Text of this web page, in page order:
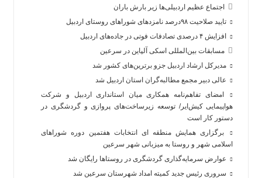
اجتماع عظیم اردبیلی‌ها زیر بارش باران
تایید صلاحیت ۹۸درصد نامزدهای شوراهای روستای اردبیل
افزایش ۴ درصدی تصادفات فوتی در جاده‌های اردبیل
مسابقات بین‌المللی اسکی آلپاین در سرعین
مدیرکل ارشاد اردبیل جزو برترین‌های کشور شد
عالی دبیر مجمع مطالبه‌گران استان اردبیل شد
امضای تفاهم‌نامه همکاری میان استانداری اردبیل و شرکت
هواپیمایی کیش‌ایر/ توسعه زیرساخت‌های پروازی و گردشگری در
دستور کار است
برگزاری همایش منطقه ای انتخابات هفتمین دوره شوراهای
اسلامی شهر و روستا به میزبانی شهر سرعین
عوارض سرمایه‌گذاری گردشگری در روستاها رایگان شد
سروری رئیس جدید کمیته امداد شهرستان سرعین شد